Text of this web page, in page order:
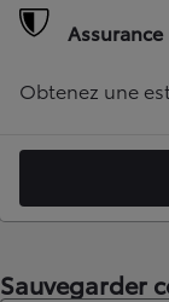
Assurance
Obtenez une
Sauvegarder